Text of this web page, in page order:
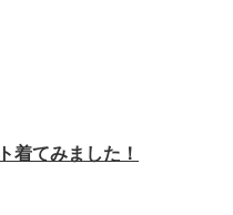
着てみました！